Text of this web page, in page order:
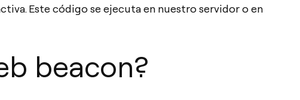
Este código se ejecuta en nuestro servidor o en
beacon?